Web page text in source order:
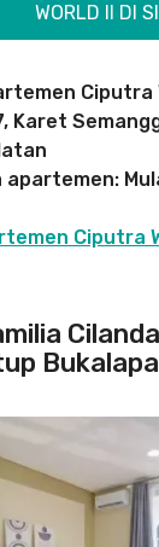
WORLD II DI
Ciputra
Karet
apartemen:
Ciputra